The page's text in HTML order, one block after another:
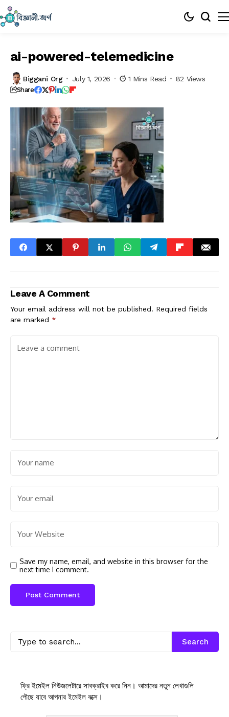
ai-powered-telemedicine
Biggani Org July 1, 2026 1 Mins Read 82 Views
Share
Leave A Comment
Your email address will not be published. Required fields
are marked *
Save my name, email, and website in this browser for the
next time I comment.
Search
ফ্রি ইমেইল নিউজলেটারে সাবক্রাইব করে নিন। আমাদের নতুন লেখাগুলি
পৌছে যাবে আপনার ইমেইল বক্সে।